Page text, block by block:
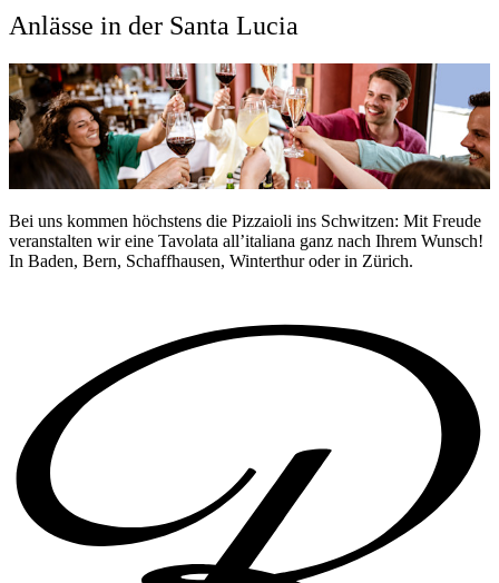
Anlässe in der Santa Lucia
Bei uns kommen höchstens die Pizzaioli ins Schwitzen: Mit Freude
veranstalten wir eine Tavolata all’italiana ganz nach Ihrem Wunsch!
In Baden, Bern, Schaffhausen, Winterthur oder in Zürich.